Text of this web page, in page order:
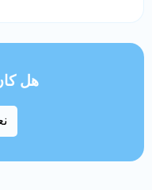
هل